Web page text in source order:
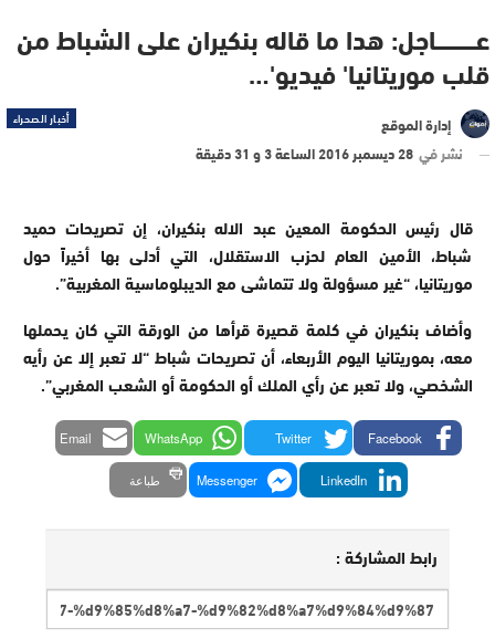
عــــــــــــاجل: هدا ما قاله بنكيران على الشباط من
قلب موريتانيا' فيديو'…
أخبار الصحراء
إدارة الموقع
نشر في 28 ديسمبر 2016 الساعة 3 و 31 دقيقة
قال رئيس الحكومة المعين عبد الاله بنكيران، إن تصريحات حميد
شباط، الأمين العام لحزب الاستقلال، التي أدلى بها أخيراً حول
موريتانيا، “غير مسؤولة ولا تتماشى مع الديبلوماسية المغربية”.
وأضاف بنكيران في كلمة قصيرة قرأها من الورقة التي كان يحملها
معه، بموريتانيا اليوم الأربعاء، أن تصريحات شباط “لا تعبر إلا عن رأيه
الشخصي، ولا تعبر عن رأي الملك أو الحكومة أو الشعب المغربي”.
Facebook
Twitter
WhatsApp
Email
LinkedIn
Messenger طباعة
رابط المشاركة :